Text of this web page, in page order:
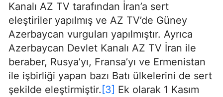
Kanalı AZ TV tarafından İran’a sert
eleştiriler yapılmış ve AZ TV’de Güney
Azerbaycan vurguları yapılmıştır. Ayrıca
Azerbaycan Devlet Kanalı AZ TV İran ile
beraber, Rusya’yı, Fransa’yı ve Ermenistan
ile işbirliği yapan bazı Batı ülkelerini de sert
şekilde eleştirmiştir. [3] Ek olarak 1 Kasım